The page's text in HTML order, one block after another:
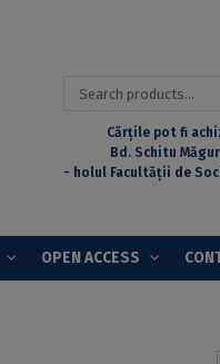
Search
Cărțile pot fi
Bd. Schitu
- holul Facultății de
OPEN ACCESS